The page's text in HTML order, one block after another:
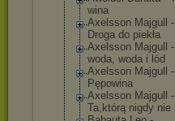
wina
Axelsson Majgull -
Droga do piekła
Axelsson Majgull
woda, woda i lód
Axelsson Majgull -
Pępowina
Axelsson Majgull -
Ta,którą nigdy nie